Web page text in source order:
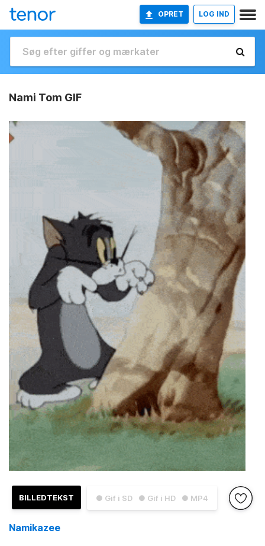
OPRET LOG IND
Nami Tom GIF
● Gif i SD ● Gif i HD ● MP4
BILLEDTEKST
Namikazee